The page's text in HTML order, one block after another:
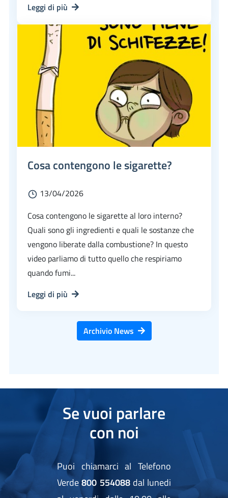
Leggi di più
Cosa contengono le sigarette?
13/04/2026
Cosa contengono le sigarette al loro interno?
Quali sono gli ingredienti e quali le sostanze che
vengono liberate dalla combustione? In questo
video parliamo di tutto quello che respiriamo
quando fumi...
Leggi di più
Archivio News
Se vuoi parlare
con noi
Puoi chiamarci al Telefono
Verde800 554088dal lunedi